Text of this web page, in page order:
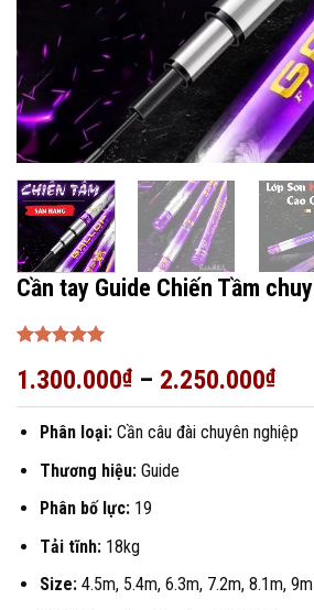
Cần tay Guide Chiến Tầm
hạng55
1.300.000₫– 2.250.000₫
Phân loại:Cần câu đài chuyên nghiệp
Thương hiệu: Guide
Phân bố lực:19
Tải tĩnh:18kg
Size:4.5m, 5.4m, 6.3m, 7.2m, 8.1m, 9m